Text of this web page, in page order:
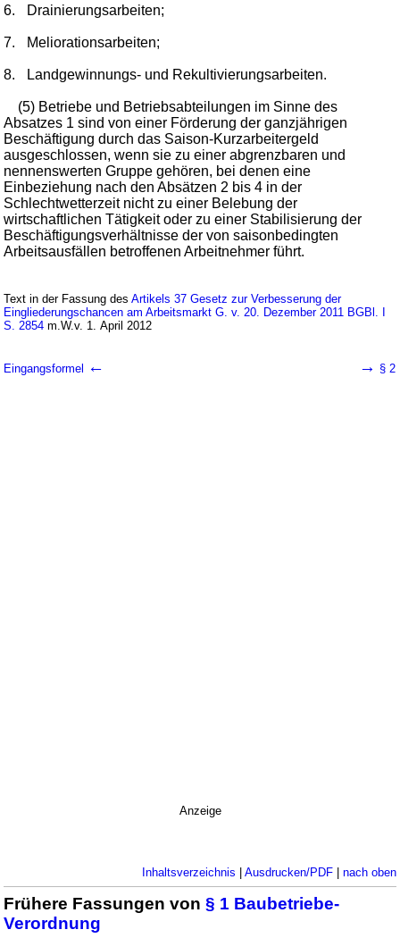
6. Drainierungsarbeiten;
7. Meliorationsarbeiten;
8. Landgewinnungs- und Rekultivierungsarbeiten.
(5) Betriebe und Betriebsabteilungen im Sinne des
Absatzes 1 sind von einer Förderung der ganzjährigen
Beschäftigung durch das Saison-Kurzarbeitergeld
ausgeschlossen, wenn sie zu einer abgrenzbaren und
nennenswerten Gruppe gehören, bei denen eine
Einbeziehung nach den Absätzen 2 bis 4 in der
Schlechtwetterzeit nicht zu einer Belebung der
wirtschaftlichen Tätigkeit oder zu einer Stabilisierung der
Beschäftigungsverhältnisse der von saisonbedingten
Arbeitsausfällen betroffenen Arbeitnehmer führt.
Text in der Fassung desArtikels 37 Gesetz zur Verbesserung der
Eingliederungschancen am Arbeitsmarkt G. v. 20. Dezember 2011 BGBl. I
S. 2854 m.W.v. 1. April 2012
Eingangsformel ← → § 2
Anzeige
Inhaltsverzeichnis | Ausdrucken/PDF| nach oben
Frühere Fassungen von§ 1 Baubetriebe-
Verordnung